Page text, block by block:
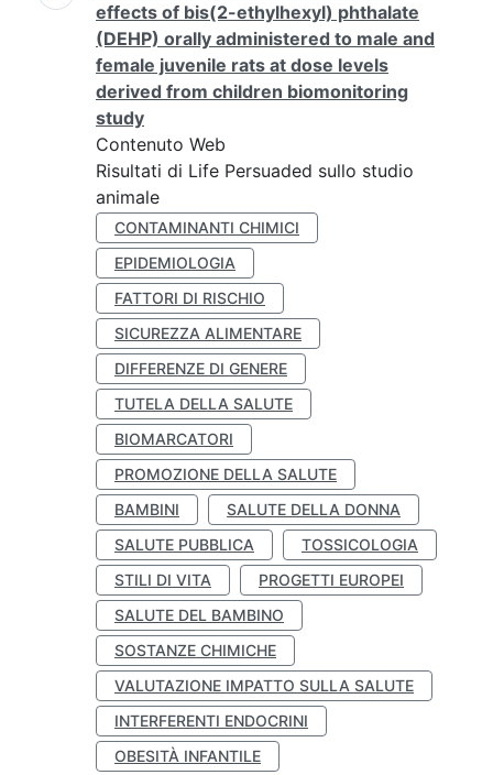
effects of bis(2-ethylhexyl) phthalate
(DEHP) orally administered to male and
female juvenile rats at dose levels
derived from children biomonitoring
study
Contenuto Web
Risultati di Life Persuaded sullo studio
animale
CONTAMINANTI CHIMICI
EPIDEMIOLOGIA
FATTORI DI RISCHIO
SICUREZZA ALIMENTARE
DIFFERENZE DI GENERE
TUTELA DELLA SALUTE
BIOMARCATORI
PROMOZIONE DELLA SALUTE
BAMBINI
SALUTE DELLA DONNA
SALUTE PUBBLICA
TOSSICOLOGIA
STILI DI VITA
PROGETTI EUROPEI
SALUTE DEL BAMBINO
SOSTANZE CHIMICHE
VALUTAZIONE IMPATTO SULLA SALUTE
INTERFERENTI ENDOCRINI
OBESITÀ INFANTILE